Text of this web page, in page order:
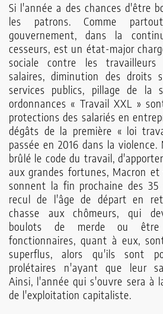
Si l'année a des chances d'être
les patrons. Comme
gouvernement, dans la
cesseurs, est un état-major
sociale contre les travailleurs
salaires, diminution des droits
services publics, pillage de la
ordonnances « Travail XXL »
protections des salariés en
dégâts de la première « loi
passée en 2016 dans la
brûlé le code du travail,
aux grandes fortunes, Macron
sonnent la fin prochaine des 35
recul de l'âge de départ en
chasse aux chômeurs, qui
boulots de merde ou être
fonctionnaires, quant à eux,
superflus, alors qu'ils sont
prolétaires n'ayant que leur
Ainsi, l'année qui s'ouvre sera à
de l'exploitation capitaliste.